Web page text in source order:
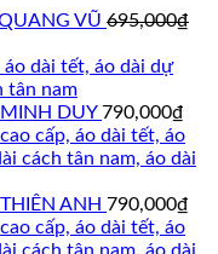
VŨ 695,000₫
DUY 790,000₫
ANH 790,000₫